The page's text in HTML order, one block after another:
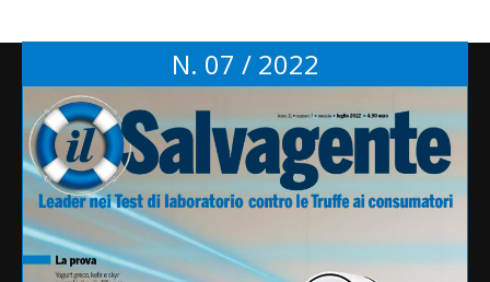
N. 07 / 2022
Tag
Agcom Aifa alimentazione alimenti
ambiente antitrust bambini
benessere animale bollette
Coop coronavirus dieta diritti efsa etichetta